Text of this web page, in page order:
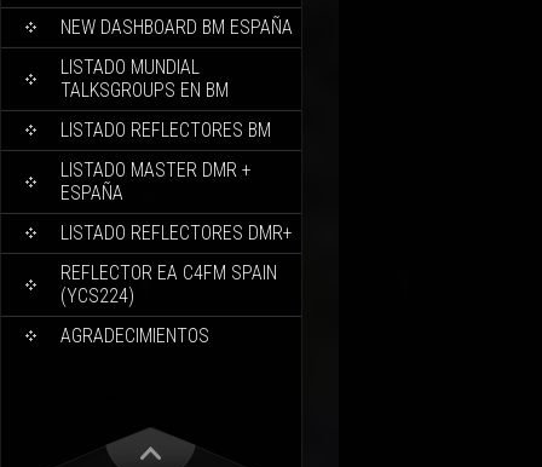
NEW DASHBOARD BM ESPAÑA
LISTADO MUNDIAL
TALKSGROUPS EN BM
LISTADO REFLECTORES BM
LISTADO MASTER DMR +
ESPAÑA
LISTADO REFLECTORES DMR+
REFLECTOR EA C4FM SPAIN
(YCS224)
AGRADECIMIENTOS